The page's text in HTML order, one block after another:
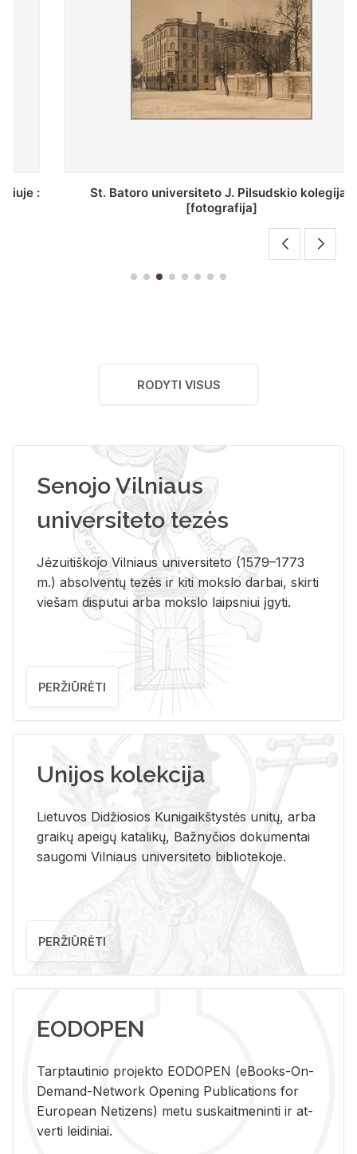
St. Batoro universiteto J. Pilsudskio kolegija :
[fotografija]
RODYTI VISUS
Senojo Vilniaus
universiteto tezės
Jėzuitiškojo Vilniaus universiteto (1579–1773
m.) absolventų tezės ir kiti mokslo darbai, skirti
viešam disputui arba mokslo laipsniui įgyti.
PERŽIŪRĖTI
Unijos kolekcija
Lietuvos Didžiosios Kunigaikštystės unitų, arba
graikų apeigų katalikų, Bažnyčios dokumentai
saugomi Vilniaus universiteto bibliotekoje.
PERŽIŪRĖTI
EODOPEN
Tarp­tau­ti­nio pro­jek­to EO­DO­PEN (eBo­oks-On-
De­mand-Ne­twork Ope­ning Pub­li­ca­tions for
Eu­ro­pe­an Ne­ti­zens) metu su­skait­me­nin­ti ir at­
ver­ti lei­di­niai.